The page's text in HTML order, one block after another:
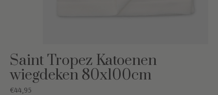
Saint Tropez Katoenen
wiegdeken 80x100cm
€44,95